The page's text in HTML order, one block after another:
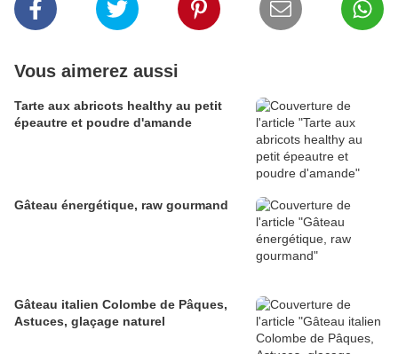
Vous aimerez aussi
Tarte aux abricots healthy au petit
épeautre et poudre d'amande
Gâteau énergétique, raw gourmand
Gâteau italien Colombe de Pâques,
Astuces, glaçage naturel